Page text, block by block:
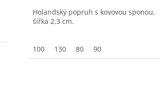
Holandský popruh s kovovou sponou,
šířka 2,3 cm.
100 130 80 90